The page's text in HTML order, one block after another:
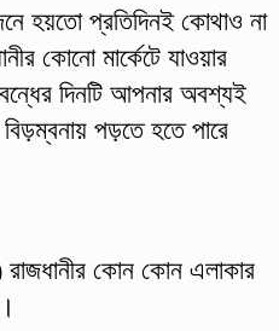
হয়তো প্রতিদিনই কোথাও না
কোনো মার্কেটে যাওয়ার
দিনটি আপনার অবশ্যই
পড়তে হতে পারে
রাজধানীর কোন কোন এলাকার